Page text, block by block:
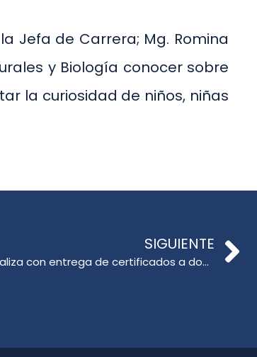
Jefa de Carrera; Mg. Romina
y Biología conocer sobre
la curiosidad de niños, niñas
SIGUIENTE
Postítulo en Lenguaje y Comunicación finaliza con entrega de certificados a docentes del sistema educativo